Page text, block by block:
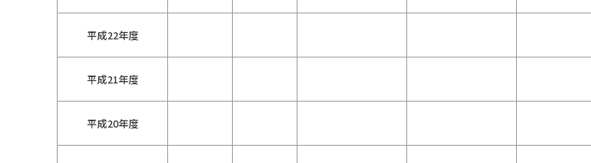
平成22年度
平成21年度
平成20年度